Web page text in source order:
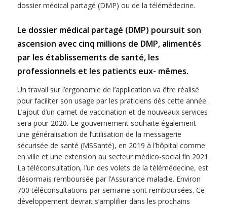
dossier médical partagé (DMP) ou de la télémédecine.
Le dossier médical partagé (DMP) poursuit son
ascension avec cinq millions de DMP, alimentés
par les établissements de santé, les
professionnels et les patients eux- mêmes.
Un travail sur l’ergonomie de l’application va être réalisé
pour faciliter son usage par les praticiens dès cette année.
L’ajout d’un carnet de vaccination et de nouveaux services
sera pour 2020. Le gouvernement souhaite également
une généralisation de l’utilisation de la messagerie
sécurisée de santé (MSSanté), en 2019 à l’hôpital comme
en ville et une extension au secteur médico-social ﬁn 2021.
La téléconsultation, l’un des volets de la télémédecine, est
désormais remboursée par l’Assurance maladie. Environ
700 téléconsultations par semaine sont remboursées. Ce
développement devrait s’ampliﬁer dans les prochains